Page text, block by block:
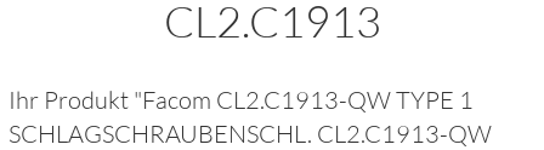
CL2.C1913
Ihr Produkt "Facom CL2.C1913-QW TYPE 1
SCHLAGSCHRAUBENSCHL. CL2.C1913-QW